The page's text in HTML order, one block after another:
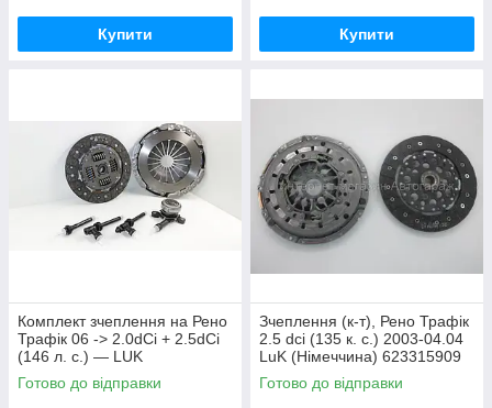
Купити Купити
Комплект зчеплення на Рено
Трафік 06 -> 2.0dCi + 2.5dCi
(146 л. с.) — LUK
(Німеччина) 624324233
Готово до відправки
Зчеплення (к-т), Рено Трафік
2.5 dci (135 к. с.) 2003-04.04
LuK (Німеччина) 623315909
Готово до відправки